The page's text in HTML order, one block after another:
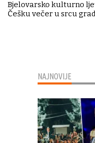
Bjelovarsko kulturno
Češku večer u srcu
NAJNOVIJE